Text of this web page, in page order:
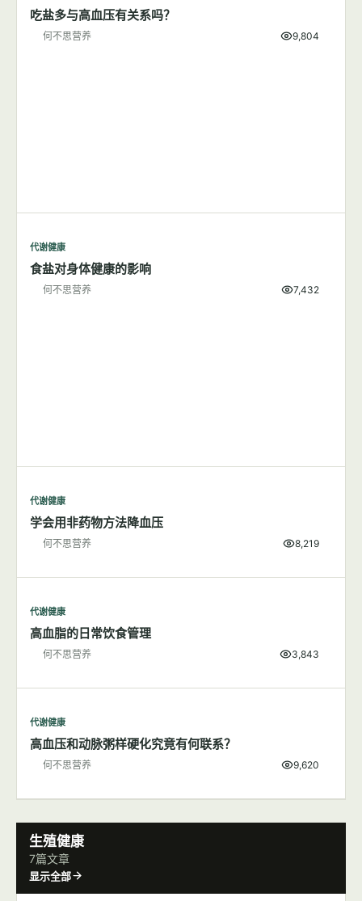
吃盐多与高血压有关系吗？
何不思营养 9,804
代谢健康
食盐对身体健康的影响
何不思营养 7,432
代谢健康
学会用非药物方法降血压
何不思营养 8,219
代谢健康
高血脂的日常饮食管理
何不思营养 3,843
代谢健康
高血压和动脉粥样硬化究竟有何联系？
何不思营养 9,620
生殖健康
7篇文章
显示全部